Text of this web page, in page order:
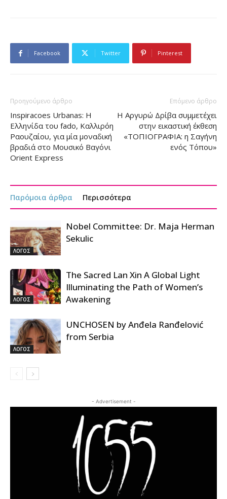
Facebook Twitter Pinterest
Προηγούμενο άρθρο
Inspiracoes Urbanas: Η
Ελληνίδα του fado, Καλλιρόη
Ραουζαίου, για μία μοναδική
βραδιά στο Μουσικό Βαγόνι
Orient Express
Επόμενο άρθρο
Η Αργυρώ Δρίβα συμμετέχει
στην εικαστική έκθεση
«ΤΟΠΙΟΓΡΑΦΙΑ: η Σαγήνη
ενός Τόπου»
Παρόμοια άρθρα Περισσότερα
ΛΟΓΟΣ
Nobel Committee: Dr. Maja Herman
Sekulic
ΛΟΓΟΣ
The Sacred Lan Xin A Global Light
Illuminating the Path of Women’s
Awakening
ΛΟΓΟΣ
UNCHOSEN by Anđela Ranđelović
from Serbia
- Advertisement -